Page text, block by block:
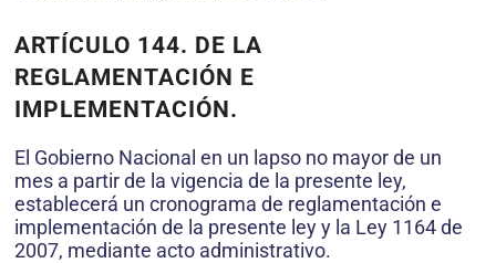
ARTÍCULO 144. DE LA
REGLAMENTACIÓN E
IMPLEMENTACIÓN.
El Gobierno Nacional en un lapso no mayor de un
mes a partir de la vigencia de la presente ley,
establecerá un cronograma de reglamentación e
implementación de la presente ley y la Ley 1164 de
2007, mediante acto administrativo.